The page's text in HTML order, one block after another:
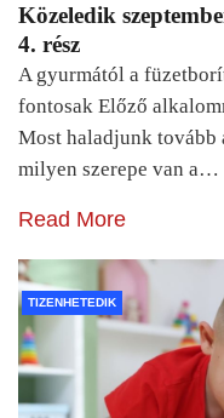
Közeledik
4. rész
A gyurmától a
fontosak Előző
Most haladjunk tovább
milyen szerepe van a…
Read More
TIZENHETEDIK